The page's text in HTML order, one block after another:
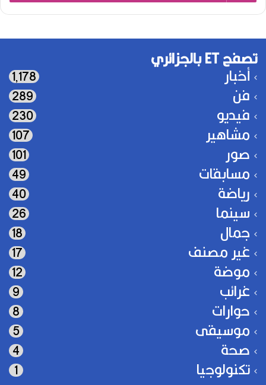
تصفح ET بالجزائري
أخبار 1٬178
فن 289
فيديو 230
مشاهير 107
صور 101
مسابقات 49
رياضة 40
سينما 26
جمال 18
غير مصنف 17
موضة 12
غرائب 9
حوارات 8
موسيقى 5
صحة 4
تكنولوجيا 1